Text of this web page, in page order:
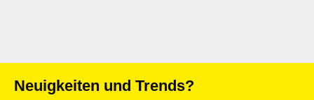
Neuigkeiten und Trends?